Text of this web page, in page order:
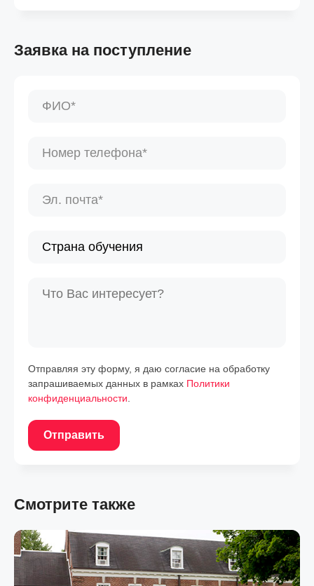
Заявка на поступление
Отправляя эту форму, я даю согласие на обработку
запрашиваемых данных в рамках Политики
конфиденциальности
Отправить
Смотрите также